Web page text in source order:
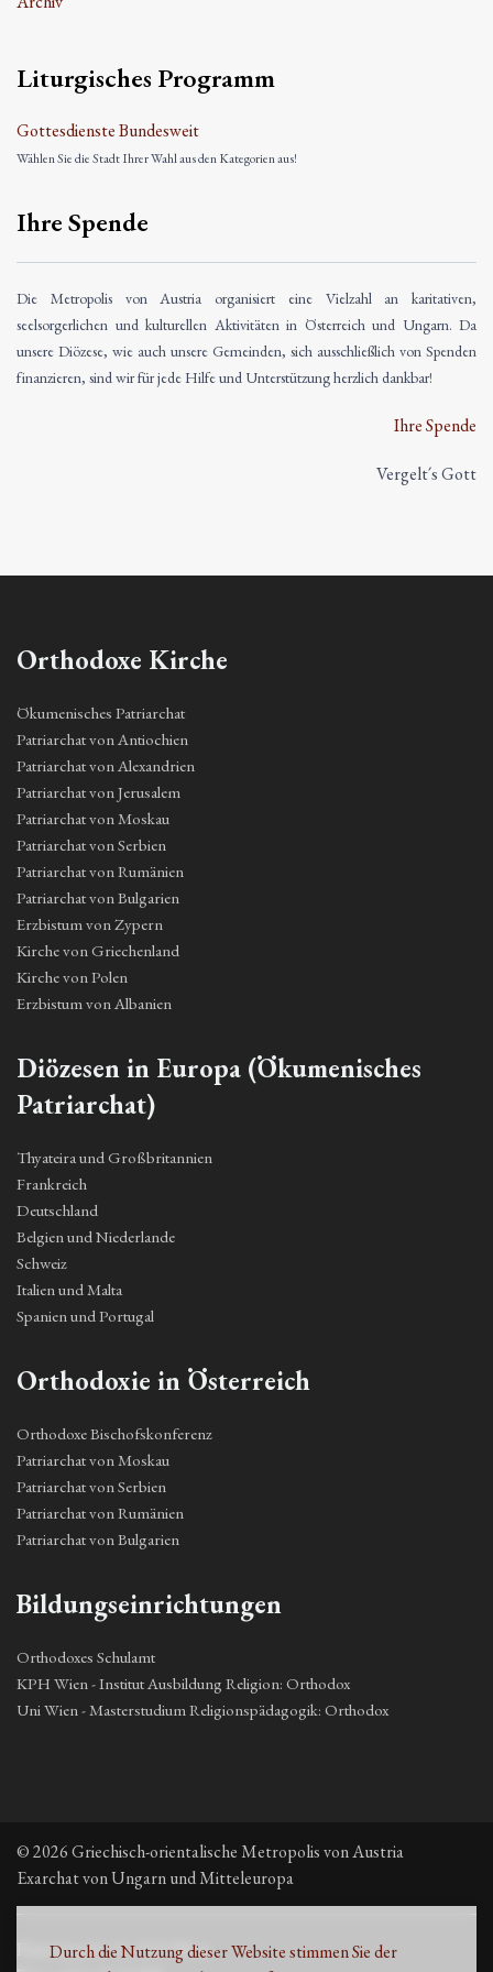
Durch die Nutzung dieser Website stimmen Sie der
Liturgisches Programm
Gottesdienste Bundesweit
Wählen Sie die Stadt Ihrer Wahl aus den Kategorien aus!
Ihre Spende
Die Metropolis von Austria organisiert eine Vielzahl an karitativen,
seelsorgerlichen und kulturellen Aktivitäten in Österreich und Ungarn. Da
unsere Diözese, wie auch unsere Gemeinden, sich ausschließlich von Spenden
finanzieren, sind wir für jede Hilfe und Unterstützung herzlich dankbar!
Ihre Spende
Vergelt´s Gott
Orthodoxe Kirche
Ökumenisches Patriarchat
Patriarchat von Antiochien
Patriarchat von Alexandrien
Patriarchat von Jerusalem
Patriarchat von Moskau
Patriarchat von Serbien
Patriarchat von Rumänien
Patriarchat von Bulgarien
Erzbistum von Zypern
Kirche von Griechenland
Kirche von Polen
Erzbistum von Albanien
Diözesen in Europa (Ökumenisches
Patriarchat)
Thyateira und Großbritannien
Frankreich
Deutschland
Belgien und Niederlande
Schweiz
Italien und Malta
Spanien und Portugal
Orthodoxie in Österreich
Orthodoxe Bischofskonferenz
Patriarchat von Moskau
Patriarchat von Serbien
Patriarchat von Rumänien
Patriarchat von Bulgarien
Bildungseinrichtungen
Orthodoxes Schulamt
KPH Wien - Institut Ausbildung Religion: Orthodox
Uni Wien - Masterstudium Religionspädagogik: Orthodox
© 2026 Griechisch-orientalische Metropolis von Austria
Exarchat von Ungarn und Mitteleuropa
Fleischmarkt 13, 1010 Wien